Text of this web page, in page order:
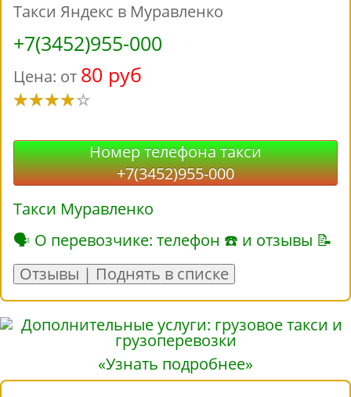
Такси Яндекс в Муравленко
+7(3452)955-000
Цена: от 80 руб
Номер телефона такси
+7(3452)955-000
Такси Муравленко
🗣 О перевозчике: телефон ☎ и отзывы 📝
Отзывы | Поднять в списке
«Узнать подробнее»